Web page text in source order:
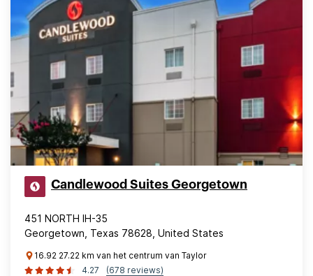
Candlewood Suites Georgetown
451 NORTH IH-35
Georgetown, Texas 78628, United States
16.92 27.22 km van het centrum van Taylor
4.27
(678 reviews)